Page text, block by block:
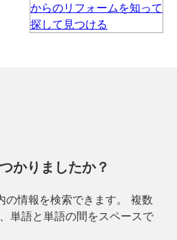
かりましたか？
の情報を検索できます。 複数
単語と単語の間をスペースで